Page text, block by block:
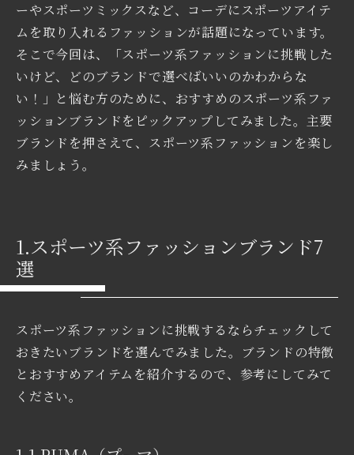
ーやスポーツミックスなど、コーデにスポーツアイテ
ムを取り入れるファッションが話題になっています。
そこで今回は、「スポーツ系ファッションに挑戦した
いけど、どのブランドで選べばいいのかわからな
い！」と悩む方のために、おすすめのスポーツ系ファ
ッションブランドをピックアップしてみました。主要
ブランドを押さえて、スポーツ系ファッションを楽し
みましょう。
1.スポーツ系ファッションブランド7
選
スポーツ系ファッションに挑戦するならチェックして
おきたいブランドを選んでみました。ブランドの特徴
とおすすめアイテムを紹介するので、参考にしてみて
ください。